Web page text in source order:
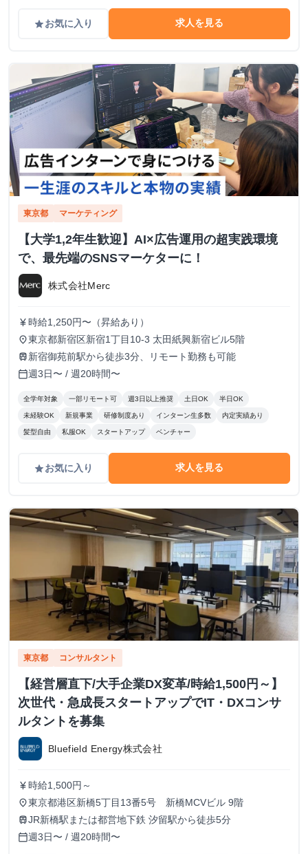
gradeお気に入り 求人を見る
東京都 マーケティング
【大学1,2年生歓迎】AI×広告運用の超実践環境
で、最先端のSNSマーケターに！
株式会社Merc
currency_yen 時給1,250円〜（昇給あり）
place東京都新宿区新宿1丁目10-3 太田紙興新宿ビル5階
train 新宿御苑前駅から徒歩3分、リモート勤務も可能
calendar_today週3日〜 / 週20時間〜
全学年対象 一部リモート可 週3日以上推奨 土日OK 半日OK
未経験OK 新規事業 研修制度あり インターン生多数 内定実績あり
髪型自由 私服OK スタートアップ ベンチャー
gradeお気に入り 求人を見る
東京都 コンサルタント
【経営層直下/大手企業DX変革/時給1,500円～】
次世代・急成長スタートアップでIT・DXコンサ
ルタントを募集
Bluefield Energy株式会社
currency_yen 時給1,500円～
place東京都港区新橋5丁目13番5号 新橋MCVビル 9階
trainJR新橋駅または都営地下鉄 汐留駅から徒歩5分
calendar_today週3日〜 / 週20時間〜